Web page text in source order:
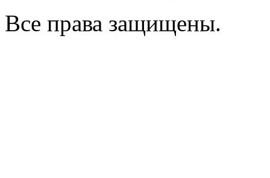
Все права защищены.